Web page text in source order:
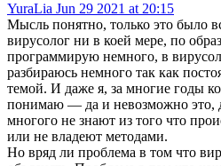
YuraLia Jun 29 2021 at 20:15
Мысль понятно, только это было
вирусолог ни в коей мере, по
программирую немного, в
разбираюсь немного так как
темой. И даже я, за многие годы
понимаю — да и невозможно это,
многого не знают из того что
или не владеют методами.
Но вряд ли проблема в том что